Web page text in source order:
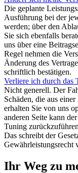
Die geplante
Ausführung bei der
werden; über den
Sie sich ebenfalls
uns über eine
Regel nehmen die
Änderung des
schriftlich bestätigen.
Verliere ich durch das
Nicht generell. Der
Schäden, die aus
erhalten Sie von uns
anderen Seite kann
Tuning
Das schreibt der
Gewährleistungsrecht
Ihr Weg zu